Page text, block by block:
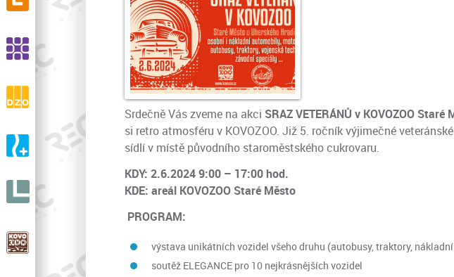
Srdečně Vás zveme na akci SRAZ VETERÁNŮ v KOVOZOO Staré
si retro atmosféru v KOVOZOO. Již 5. ročník výjimečné
sídlí v místě původního staroměstského cukrovaru.
KDY: 2.6.2024 9:00 – 17:00 hod.
KDE: areál KOVOZOO Staré Město
PROGRAM:
výstava unikátních vozidel všeho druhu (autobusy, traktory,
soutěž ELEGANCE pro 10 nejkrásnějších vozidel
Výroba a prodej pryžových výrobků
Recyklace pryží, výroba EPDM granulátu a SBR
drásaniny
Výroba a prodej ortopedické zdravotní obuvi
A-ORTO s.r.o.
Výroba a prodej ortopedické protetiky
s.r.o.
V celé Evropě unikátní ZOO